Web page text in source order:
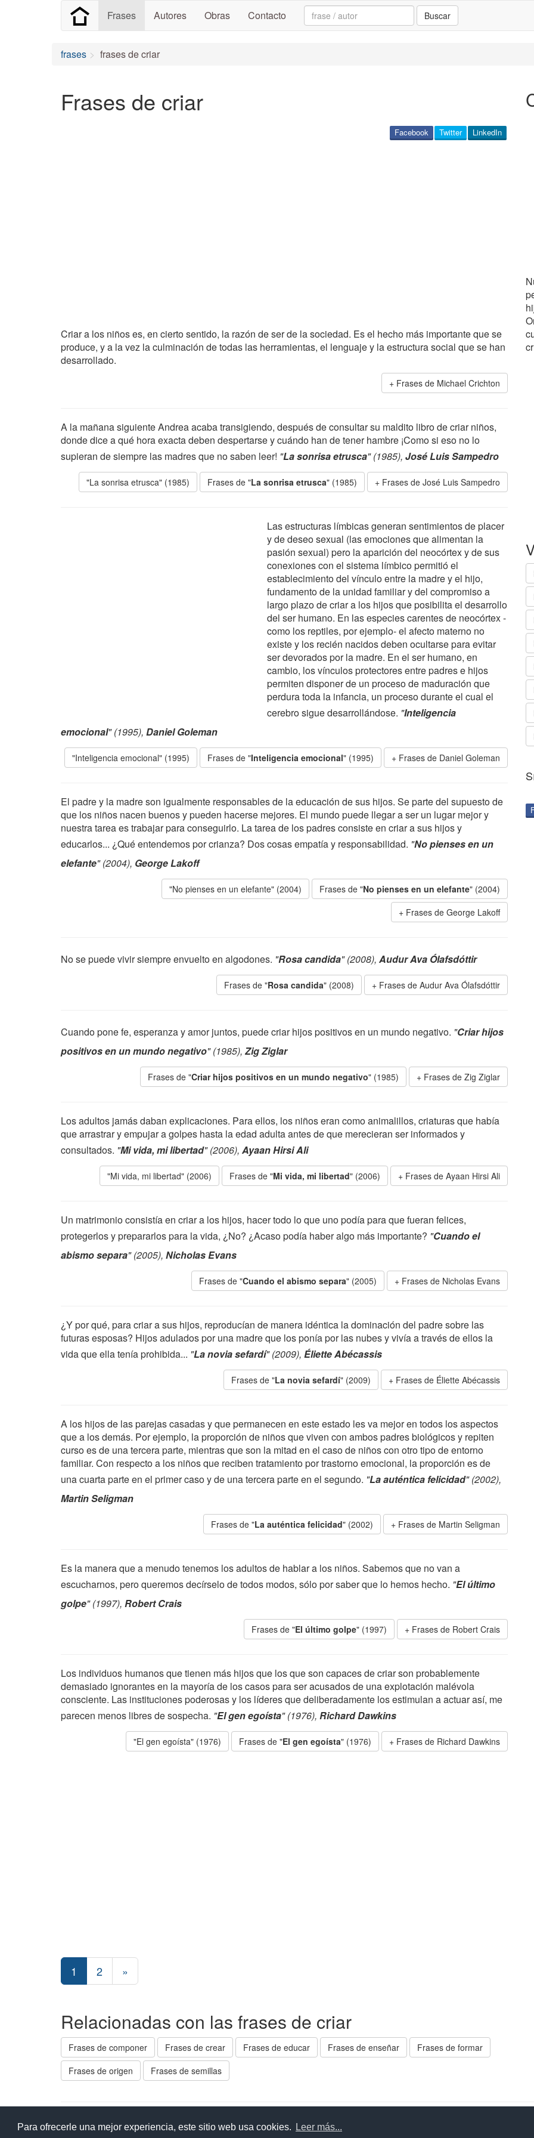
Para ofrecerle una mejor experiencia, este sitio web usa cookies. Leer más...
Frases Autores Obras Contacto Search: Buscar
frases frases de criar
Frases de criar
LinkedIn
Twitter
Facebook
Criar a los niños es, en cierto sentido, la razón de ser de la sociedad. Es el hecho más importante que se
produce, y a la vez la culminación de todas las herramientas, el lenguaje y la estructura social que se han
desarrollado.
Frases de Michael Crichton
A la mañana siguiente Andrea acaba transigiendo, después de consultar su maldito libro de criar niños,
donde dice a qué hora exacta deben despertarse y cuándo han de tener hambre ¡Como si eso no lo
supieran de siempre las madres que no saben leer! "La sonrisa etrusca" (1985), José Luis Sampedro
"La sonrisa etrusca" (1985) Frases de "La sonrisa etrusca" (1985) Frases de José Luis Sampedro
Las estructuras límbicas generan sentimientos de placer
y de deseo sexual (las emociones que alimentan la
pasión sexual) pero la aparición del neocórtex y de sus
conexiones con el sistema límbico permitió el
establecimiento del vínculo entre la madre y el hijo,
fundamento de la unidad familiar y del compromiso a
largo plazo de criar a los hijos que posibilita el desarrollo
del ser humano. En las especies carentes de neocórtex -
como los reptiles, por ejemplo- el afecto materno no
existe y los recién nacidos deben ocultarse para evitar
ser devorados por la madre. En el ser humano, en
cambio, los vínculos protectores entre padres e hijos
permiten disponer de un proceso de maduración que
perdura toda la infancia, un proceso durante el cual el
cerebro sigue desarrollándose. "Inteligencia
emocional" (1995), Daniel Goleman
"Inteligencia emocional" (1995) Frases de "Inteligencia emocional" (1995) Frases de Daniel Goleman
El padre y la madre son igualmente responsables de la educación de sus hijos. Se parte del supuesto de
que los niños nacen buenos y pueden hacerse mejores. El mundo puede llegar a ser un lugar mejor y
nuestra tarea es trabajar para conseguirlo. La tarea de los padres consiste en criar a sus hijos y
educarlos... ¿Qué entendemos por crianza? Dos cosas empatía y responsabilidad. "No pienses en un
elefante" (2004), George Lakoff
"No pienses en un elefante" (2004) Frases de "No pienses en un elefante" (2004)
Frases de George Lakoff
No se puede vivir siempre envuelto en algodones. "Rosa candida" (2008), Audur Ava Ólafsdóttir
Frases de "Rosa candida" (2008) Frases de Audur Ava Ólafsdóttir
Cuando pone fe, esperanza y amor juntos, puede criar hijos positivos en un mundo negativo. "Criar hijos
positivos en un mundo negativo" (1985), Zig Ziglar
Frases de "Criar hijos positivos en un mundo negativo" (1985) Frases de Zig Ziglar
Los adultos jamás daban explicaciones. Para ellos, los niños eran como animalillos, criaturas que había
que arrastrar y empujar a golpes hasta la edad adulta antes de que merecieran ser informados y
consultados. "Mi vida, mi libertad" (2006), Ayaan Hirsi Ali
"Mi vida, mi libertad" (2006) Frases de "Mi vida, mi libertad" (2006) Frases de Ayaan Hirsi Ali
Un matrimonio consistía en criar a los hijos, hacer todo lo que uno podía para que fueran felices,
protegerlos y prepararlos para la vida, ¿No? ¿Acaso podía haber algo más importante? "Cuando el
abismo separa" (2005), Nicholas Evans
Frases de "Cuando el abismo separa" (2005) Frases de Nicholas Evans
¿Y por qué, para criar a sus hijos, reproducían de manera idéntica la dominación del padre sobre las
futuras esposas? Hijos adulados por una madre que los ponía por las nubes y vivía a través de ellos la
vida que ella tenía prohibida... "La novia sefardí" (2009), Éliette Abécassis
Frases de "La novia sefardí" (2009) Frases de Éliette Abécassis
A los hijos de las parejas casadas y que permanecen en este estado les va mejor en todos los aspectos
que a los demás. Por ejemplo, la proporción de niños que viven con ambos padres biológicos y repiten
curso es de una tercera parte, mientras que son la mitad en el caso de niños con otro tipo de entorno
familiar. Con respecto a los niños que reciben tratamiento por trastorno emocional, la proporción es de
una cuarta parte en el primer caso y de una tercera parte en el segundo. "La auténtica felicidad" (2002),
Martin Seligman
Frases de "La auténtica felicidad" (2002) Frases de Martin Seligman
Es la manera que a menudo tenemos los adultos de hablar a los niños. Sabemos que no van a
escucharnos, pero queremos decírselo de todos modos, sólo por saber que lo hemos hecho. "El último
golpe" (1997), Robert Crais
Frases de "El último golpe" (1997) Frases de Robert Crais
Los individuos humanos que tienen más hijos que los que son capaces de criar son probablemente
demasiado ignorantes en la mayoría de los casos para ser acusados de una explotación malévola
consciente. Las instituciones poderosas y los líderes que deliberadamente los estimulan a actuar así, me
parecen menos libres de sospecha. "El gen egoísta" (1976), Richard Dawkins
"El gen egoísta" (1976) Frases de "El gen egoísta" (1976) Frases de Richard Dawkins
1 2 »
Relacionadas con las frases de criar
Frases de componer Frases de crear Frases de educar Frases de enseñar
Frases de formar
Frases de origen
Frases de semillas
Ayuda Aviso legal